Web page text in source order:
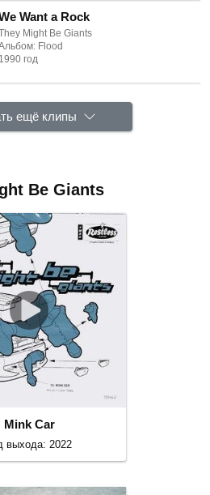
Want a Rock
Might Be Giants
Flood
1990 год
ещё клипы
Be Giants
Mink Car
выхода: 2022